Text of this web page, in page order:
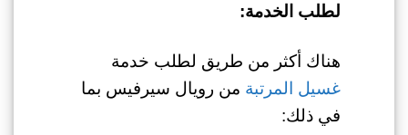
لطلب الخدمة:
هناك أكثر من طريق لطلب خدمة
غسيل المرتبة من رويال سيرفيس بما
في ذلك: